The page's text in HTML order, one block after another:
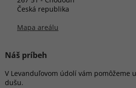
Česká republika
Mapa areálu
Náš príbeh
V Levanduľovom údolí vám pomôžeme
dušu.